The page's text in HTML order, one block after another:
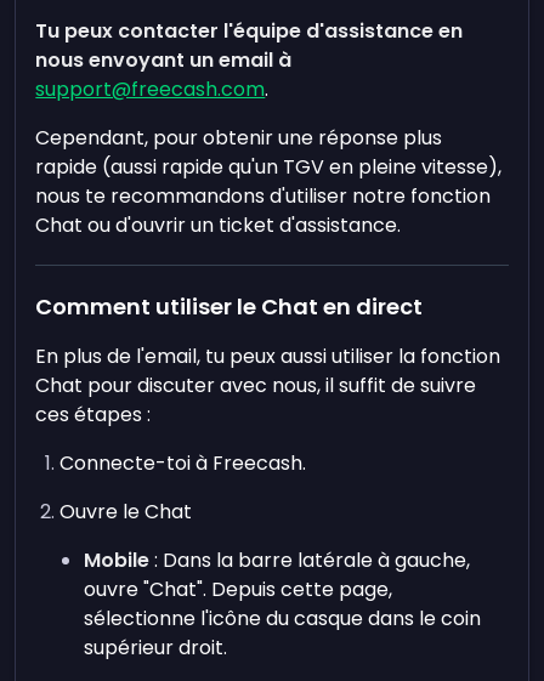
Tu peux contacter l'équipe d'assistance en
nous envoyant un email à
support@freecash.com.
Cependant, pour obtenir une réponse plus
rapide (aussi rapide qu'un TGV en pleine vitesse),
nous te recommandons d'utiliser notre fonction
Chat ou d'ouvrir un ticket d'assistance.
Comment utiliser le Chat en direct
En plus de l'email, tu peux aussi utiliser la fonction
Chat pour discuter avec nous, il suffit de suivre
ces étapes :
Connecte-toi à Freecash.
Ouvre le Chat
Mobile: Dans la barre latérale à gauche,
ouvre "Chat". Depuis cette page,
sélectionne l'icône du casque dans le coin
supérieur droit.